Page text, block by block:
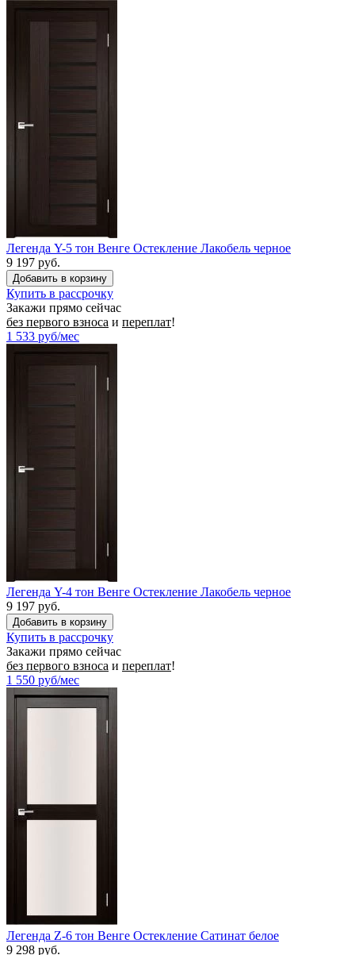
Легенда Y-5 тон Венге Остекление Лакобель черное
9 197 руб.
Купить в рассрочку
Закажи прямо сейчас
без первого взноса и переплат!
1 533 руб/мес
Легенда Y-4 тон Венге Остекление Лакобель черное
9 197 руб.
Купить в рассрочку
Закажи прямо сейчас
без первого взноса и переплат!
1 550 руб/мес
Легенда Z-6 тон Венге Остекление Сатинат белое
9 298 руб.